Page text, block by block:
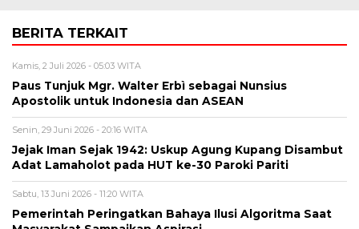
BERITA TERKAIT
Kamis, 2 Juli 2026 - 05:03 WITA
Paus Tunjuk Mgr. Walter Erbì sebagai Nunsius
Apostolik untuk Indonesia dan ASEAN
Senin, 29 Juni 2026 - 20:16 WITA
Jejak Iman Sejak 1942: Uskup Agung Kupang Disambut
Adat Lamaholot pada HUT ke-30 Paroki Pariti
Sabtu, 13 Juni 2026 - 11:20 WITA
Pemerintah Peringatkan Bahaya Ilusi Algoritma Saat